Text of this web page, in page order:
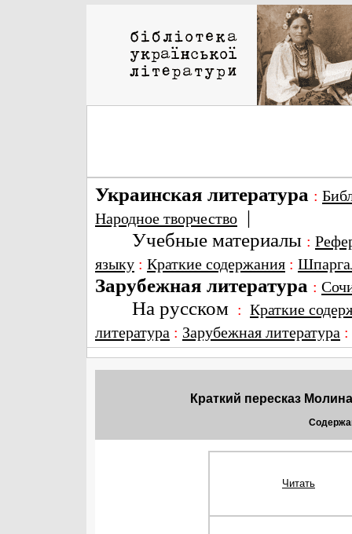
Украинская литература :
Народное творчество |
Учебные материалы :
языку : Краткие содержания :
Зарубежная литература :
На русском : Краткие
литература : Зарубежная литература
Краткий пересказ
Читать